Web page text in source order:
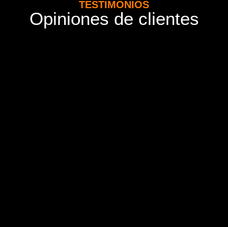
TESTIMONIOS
Opiniones de clientes